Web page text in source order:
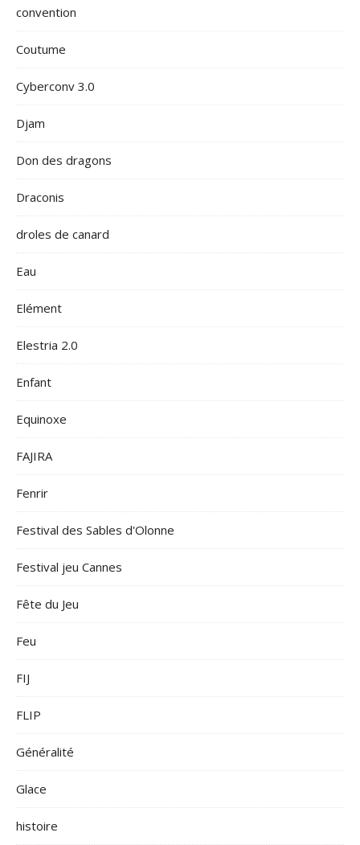
convention
Coutume
Cyberconv 3.0
Djam
Don des dragons
Draconis
droles de canard
Eau
Elément
Elestria 2.0
Enfant
Equinoxe
FAJIRA
Fenrir
Festival des Sables d'Olonne
Festival jeu Cannes
Fête du Jeu
Feu
FIJ
FLIP
Généralité
Glace
histoire